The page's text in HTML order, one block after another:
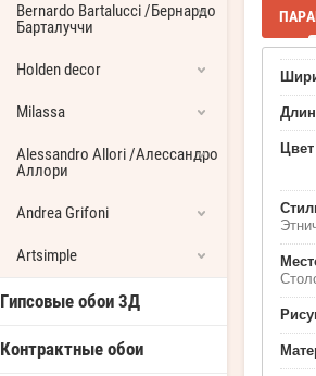
Bernardo Bartalucci /Бернардо
Барталуччи
Holden decor
Milassa
Alessandro Allori /Алессандро
Аллори
Andrea Grifoni
Artsimple
Гипсовые обои 3Д
Контрактные обои
Цвет